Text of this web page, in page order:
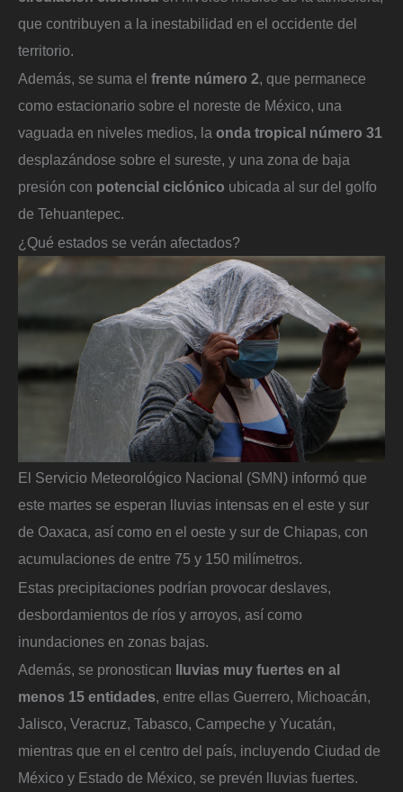
que contribuyen a la inestabilidad en el occidente del
territorio.
Además, se suma el frente número 2, que permanece
como estacionario sobre el noreste de México, una
vaguada en niveles medios, la onda tropical número 31
desplazándose sobre el sureste, y una zona de baja
presión con potencial ciclónico ubicada al sur del golfo
de Tehuantepec.
¿Qué estados se verán afectados?
El Servicio Meteorológico Nacional (SMN) informó que
este martes se esperan lluvias intensas en el este y sur
de Oaxaca, así como en el oeste y sur de Chiapas, con
acumulaciones de entre 75 y 150 milímetros.
Estas precipitaciones podrían provocar deslaves,
desbordamientos de ríos y arroyos, así como
inundaciones en zonas bajas.
Además, se pronostican lluvias muy fuertes en al
menos 15 entidades, entre ellas Guerrero, Michoacán,
Jalisco, Veracruz, Tabasco, Campeche y Yucatán,
mientras que en el centro del país, incluyendo Ciudad de
México y Estado de México, se prevén lluvias fuertes.